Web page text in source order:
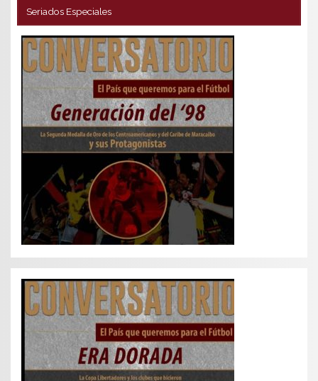
Seriados Especiales